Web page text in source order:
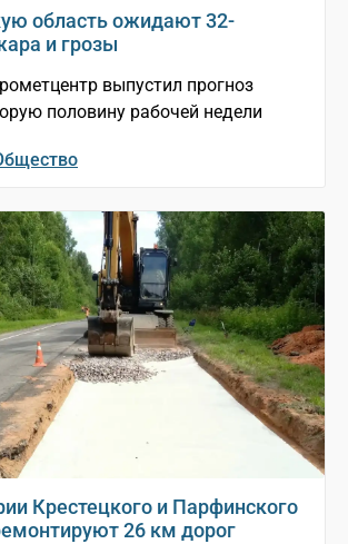
область ожидают 32-
и грозы
выпустил прогноз
половину рабочей недели
Крестецкого и Парфинского
26 км дорог